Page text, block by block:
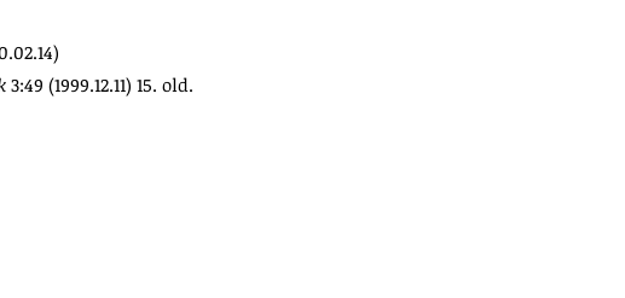
3:49 (1999.12.11) 15. old.